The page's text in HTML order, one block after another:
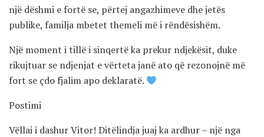
një dëshmi e fortë se, përtej angazhimeve dhe jetës
publike, familja mbetet themeli më i rëndësishëm.
Një moment i tillë i sinqertë ka prekur ndjekësit, duke
rikujtuar se ndjenjat e vërteta janë ato që rezonojnë më
fort se çdo fjalim apo deklaratë.
Postimi
Vëllai i dashur Vitor! Ditëlindja juaj ka ardhur – një nga